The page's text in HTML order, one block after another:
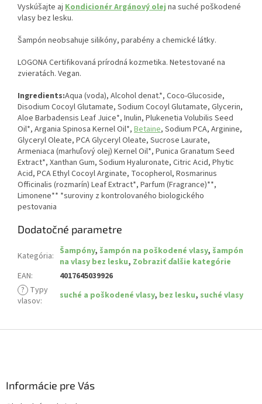
Vyskúšajte aj Kondicionér Argánový olej na suché poškodené
vlasy bez lesku.
Šampón neobsahuje silikóny, parabény a chemické látky.
LOGONA Certifikovaná prírodná kozmetika. Netestované na
zvieratách. Vegan.
Ingredients:Aqua (voda), Alcohol denat.*, Coco-Glucoside,
Disodium Cocoyl Glutamate, Sodium Cocoyl Glutamate, Glycerin,
Aloe Barbadensis Leaf Juice*, Inulin, Plukenetia Volubilis Seed
Oil*, Argania Spinosa Kernel Oil*, Betaine, Sodium PCA, Arginine,
Glyceryl Oleate, PCA Glyceryl Oleate, Sucrose Laurate,
Armeniaca (marhuľový olej) Kernel Oil*, Punica Granatum Seed
Extract*, Xanthan Gum, Sodium Hyaluronate, Citric Acid, Phytic
Acid, PCA Ethyl Cocoyl Arginate, Tocopherol, Rosmarinus
Officinalis (rozmarín) Leaf Extract*, Parfum (Fragrance)**,
Limonene** *suroviny z kontrolovaného biologického
pestovania
Dodatočné parametre
Kategória: Šampóny, šampón na poškodené vlasy, šampón
na vlasy bez lesku, Zobraziť ďalšie kategórie
EAN:
4017645039926
? Typy
vlasov: suché a poškodené vlasy, bez lesku, suché vlasy
Informácie pre Vás